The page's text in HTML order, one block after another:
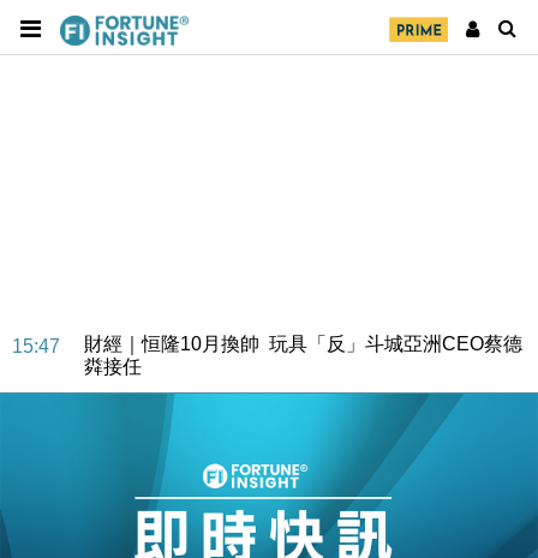
15:47
財經｜恒隆10月換帥 玩具「反」斗城亞洲CEO蔡德
粦接任
財經｜韓股反覆波動收跌 連挫7周創逾3年最長跌勢
財經｜內地7月美元計價出口增近24%勝預期 貿易順
差達1125億美元
財經｜日本春季三度入市撐日圓 4月單日斥6.28萬億
日圓干預創新高